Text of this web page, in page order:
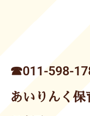
☎︎011-598-
あいりんく保